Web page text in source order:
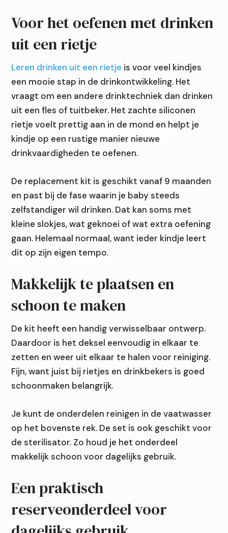
Voor het oefenen met drinken
uit een rietje
Leren drinken uit een rietje is voor veel kindjes
een mooie stap in de drinkontwikkeling. Het
vraagt om een andere drinktechniek dan drinken
uit een fles of tuitbeker. Het zachte siliconen
rietje voelt prettig aan in de mond en helpt je
kindje op een rustige manier nieuwe
drinkvaardigheden te oefenen.
De replacement kit is geschikt vanaf 9 maanden
en past bij de fase waarin je baby steeds
zelfstandiger wil drinken. Dat kan soms met
kleine slokjes, wat geknoei of wat extra oefening
gaan. Helemaal normaal, want ieder kindje leert
dit op zijn eigen tempo.
Makkelijk te plaatsen en
schoon te maken
De kit heeft een handig verwisselbaar ontwerp.
Daardoor is het deksel eenvoudig in elkaar te
zetten en weer uit elkaar te halen voor reiniging.
Fijn, want juist bij rietjes en drinkbekers is goed
schoonmaken belangrijk.
Je kunt de onderdelen reinigen in de vaatwasser
op het bovenste rek. De set is ook geschikt voor
de sterilisator. Zo houd je het onderdeel
makkelijk schoon voor dagelijks gebruik.
Een praktisch
reserveonderdeel voor